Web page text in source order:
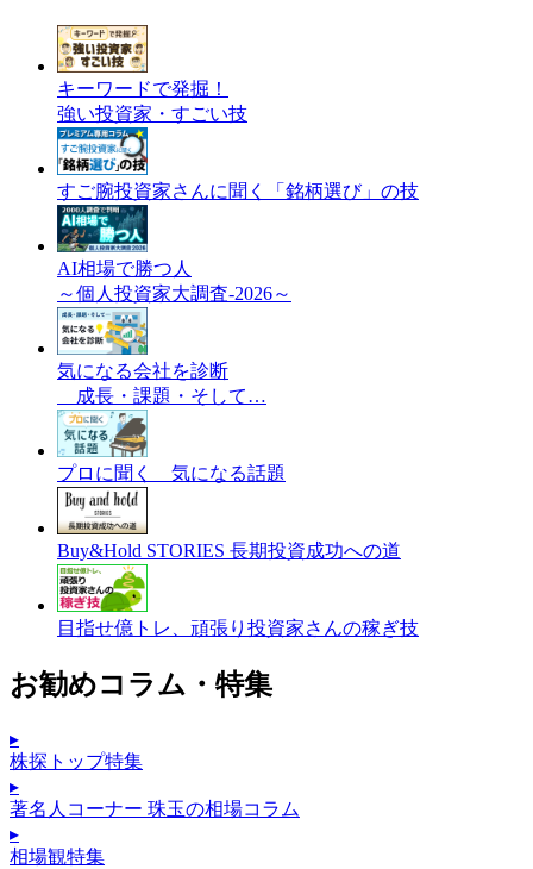
キーワードで発掘！
強い投資家・すごい技
すご腕投資家さんに聞く「銘柄選び」の技
AI相場で勝つ人
～個人投資家大調査-2026～
気になる会社を診断
成長・課題・そして…
プロに聞く 気になる話題
Buy&Hold STORIES 長期投資成功への道
目指せ億トレ、頑張り投資家さんの稼ぎ技
お勧めコラム・特集
▸
株探トップ特集
▸
著名人コーナー 珠玉の相場コラム
▸
相場観特集